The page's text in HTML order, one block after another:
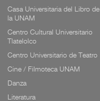
Casa Universitaria del Libro de
la UNAM
Centro Cultural Universitario
Tlatelolco
Centro Universitario de Teatro
Cine / Filmoteca UNAM
Danza
Literatura